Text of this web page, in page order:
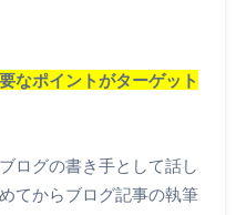
なポイントがターゲット
ログの書き手として話し
てからブログ記事の執筆